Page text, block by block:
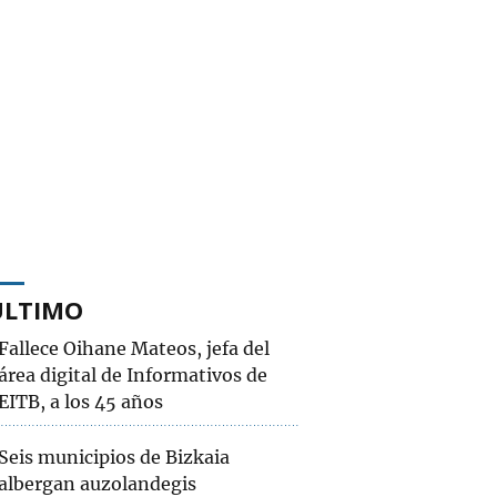
Oihane Mateos, jefa del
digital de Informativos de
a los 45 años
municipios de Bizkaia
auzolandegis